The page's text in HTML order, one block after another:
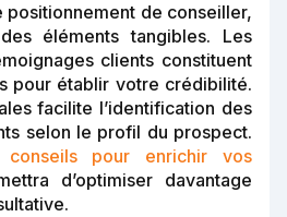
de conseiller,
éléments tangibles. Les
clients constituent
pour établir votre crédibilité.
facilite l’identification des
selon le profil du prospect.
conseils pour enrichir vos
d’optimiser davantage